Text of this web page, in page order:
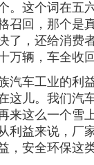
。这个词在五
召回，那个是
了，还给消费
万辆，车全收
车工业的利
这儿。我们汽
来这么一个雪
利益来说，厂
，安全环保这